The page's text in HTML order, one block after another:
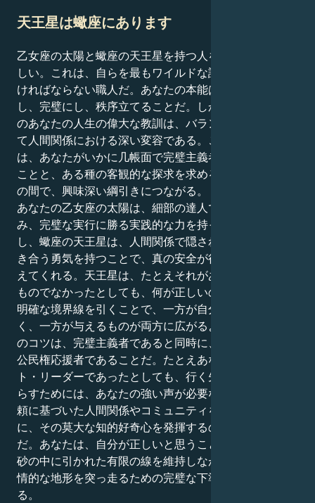
天王星は蠍座にあります
乙女座の太陽と蠍座の天王星を持つ人を想像してみてほ
しい。これは、自らを最もワイルドな詩人に進化させな
ければならない職人だ。あなたの本能は、細部まで分析
し、完璧にし、秩序立てることだ。しかし、天王星から
のあなたの人生の偉大な教訓は、バランスと構造、そし
て人間関係における深い変容である。この組み合わせ
は、あなたがいかに几帳面で完璧主義者であるかという
ことと、ある種の客観的な探求を求める心の深い欲求と
の間で、興味深い綱引きにつながる。
あなたの乙女座の太陽は、細部の達人でありたいと望
み、完璧な実行に勝る実践的な力を持っています。しか
し、蠍座の天王星は、人間関係で隠されていることに向
き合う勇気を持つことで、真の安全が得られることを教
えてくれる。天王星は、たとえそれがあまり気分のいい
ものでなかったとしても、何が正しいのかを直視させ、
明確な境界線を引くことで、一方が自分を失うことな
く、一方が与えるものが両方に広がるようにします。そ
のコツは、完璧主義者であると同時に、地球上で最大の
公民権応援者であることだ。たとえあなたがサイレン
ト・リーダーであったとしても、行く先々で平和をもた
らすためには、あなたの強い声が必要なのだ。尊敬と信
頼に基づいた人間関係やコミュニティを構築するため
に、その莫大な知的好奇心を発揮するのがあなたの仕事
だ。あなたは、自分が正しいと思うことについて、常に
砂の中に引かれた有限の線を維持しながら、激動する感
情的な地形を突っ走るための完璧な下準備ができてい
る。